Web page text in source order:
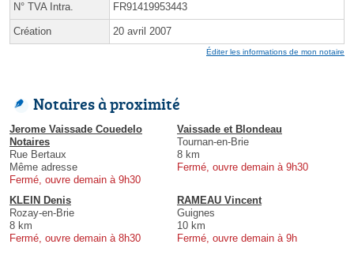
N° TVA Intra. FR91419953443
Création 20 avril 2007
Éditer les informations de mon notaire
Notaires à proximité
Jerome Vaissade Couedelo
Notaires
Rue Bertaux
Même adresse
Fermé, ouvre demain à 9h30
Vaissade et Blondeau
Tournan-en-Brie
8 km
Fermé, ouvre demain à 9h30
KLEIN Denis
Rozay-en-Brie
8 km
Fermé, ouvre demain à 8h30
RAMEAU Vincent
Guignes
10 km
Fermé, ouvre demain à 9h